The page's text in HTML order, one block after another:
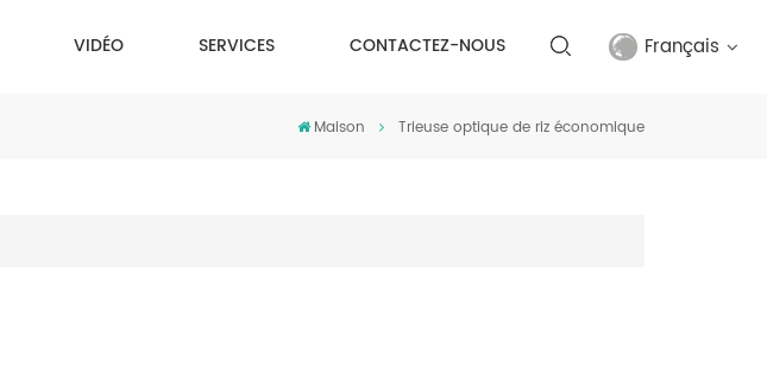
VIDÉO SERVICES CONTACTEZ-NOUS Français
Maison Trieuse optique de riz économique